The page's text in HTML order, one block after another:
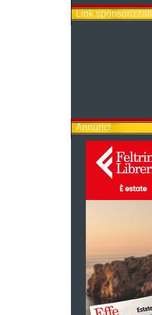
Link sponsorizzati
Annunci